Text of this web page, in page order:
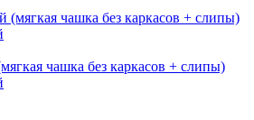
чашка без каркасов + слипы)